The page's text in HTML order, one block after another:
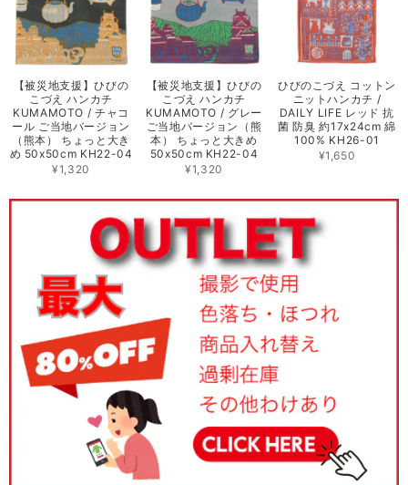
【被災地支援】ひびの
こづえ ハンカチ
KUMAMOTO / チャコ
ール ご当地バージョン
（熊本） ちょっと大き
め 50x50cm KH22-04
¥1,320
【被災地支援】ひびの
こづえ ハンカチ
KUMAMOTO / グレー
ご当地バージョン（熊
本） ちょっと大きめ
50x50cm KH22-04
¥1,320
ひびのこづえ コットン
ニットハンカチ /
DAILY LIFE レッド 抗
菌 防臭 約17x24cm 綿
100% KH26-01
¥1,650